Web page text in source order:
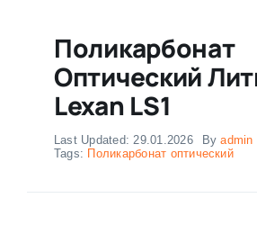
Поликарбонат
Оптический
Lexan LS1
Last Updated: 29.01.2026 Byadmin
Tags: Поликарбонат оптический